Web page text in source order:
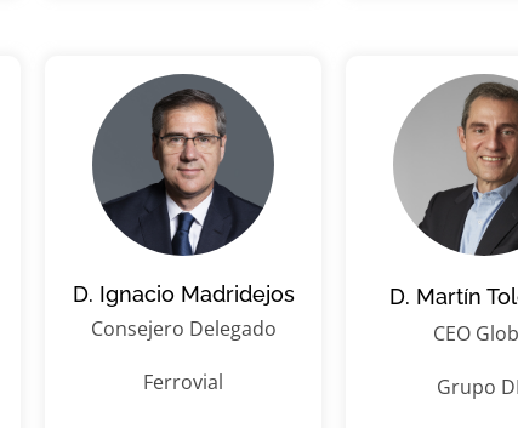
D. Ignacio Madridejos
Consejero Delegado
Ferrovial
D. Martín
CEO
Grupo